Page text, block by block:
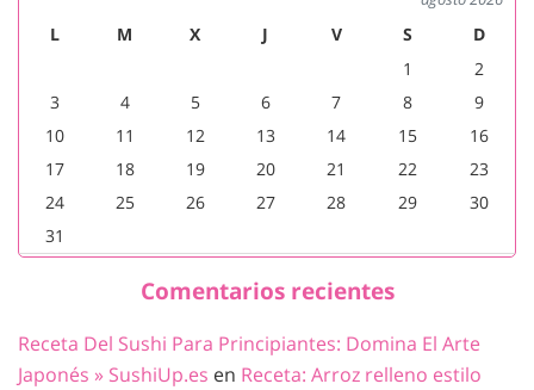
L M X J V S
D
1
2
3
4 5 6 7 8
9
10
11 12 13 14 15
16
17
18 19 20 21 22
23
24
25 26 27 28 29
30
31
Comentarios recientes
Receta Del Sushi Para Principiantes: Domina El Arte
Japonés » SushiUp.es en Receta: Arroz relleno estilo